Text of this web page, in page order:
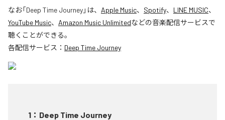
なお「Deep Time Journey」は、 Apple Music、 Spotify、 LINE MUSIC、
YouTube Music、 Amazon Music Unlimitedなどの音楽配信サービスで
聴くことができる。
各配信サービス： Deep Time Journey
1 ： Deep Time Journey